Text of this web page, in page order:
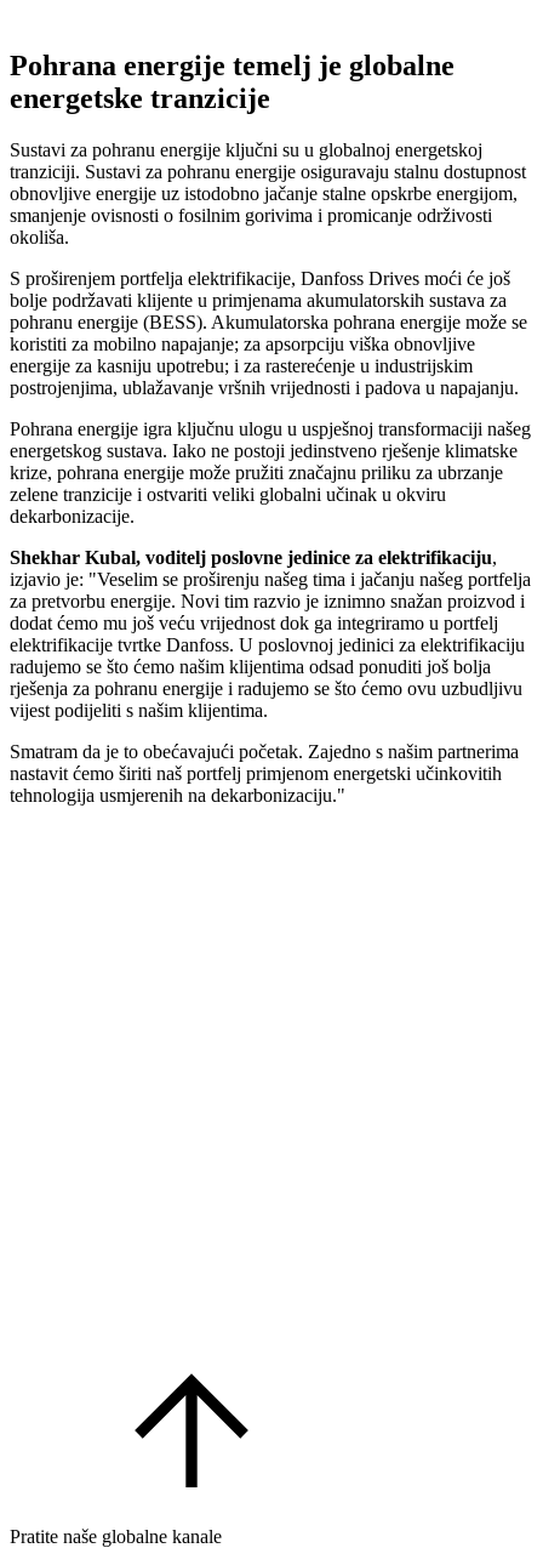
Pohrana energije temelj je globalne
energetske tranzicije
Sustavi za pohranu energije ključni su u globalnoj energetskoj
tranziciji. Sustavi za pohranu energije osiguravaju stalnu dostupnost
obnovljive energije uz istodobno jačanje stalne opskrbe energijom,
smanjenje ovisnosti o fosilnim gorivima i promicanje održivosti
okoliša.
S proširenjem portfelja elektrifikacije, Danfoss Drives moći će još
bolje podržavati klijente u primjenama akumulatorskih sustava za
pohranu energije (BESS). Akumulatorska pohrana energije može se
koristiti za mobilno napajanje; za apsorpciju viška obnovljive
energije za kasniju upotrebu; i za rasterećenje u industrijskim
postrojenjima, ublažavanje vršnih vrijednosti i padova u napajanju.
Pohrana energije igra ključnu ulogu u uspješnoj transformaciji našeg
energetskog sustava. Iako ne postoji jedinstveno rješenje klimatske
krize, pohrana energije može pružiti značajnu priliku za ubrzanje
zelene tranzicije i ostvariti veliki globalni učinak u okviru
dekarbonizacije.
Shekhar Kubal, voditelj poslovne jedinice za elektrifikaciju,
izjavio je: "Veselim se proširenju našeg tima i jačanju našeg portfelja
za pretvorbu energije. Novi tim razvio je iznimno snažan proizvod i
dodat ćemo mu još veću vrijednost dok ga integriramo u portfelj
elektrifikacije tvrtke Danfoss. U poslovnoj jedinici za elektrifikaciju
radujemo se što ćemo našim klijentima odsad ponuditi još bolja
rješenja za pohranu energije i radujemo se što ćemo ovu uzbudljivu
vijest podijeliti s našim klijentima.
Smatram da je to obećavajući početak. Zajedno s našim partnerima
nastavit ćemo širiti naš portfelj primjenom energetski učinkovitih
tehnologija usmjerenih na dekarbonizaciju."
Pratite naše globalne kanale